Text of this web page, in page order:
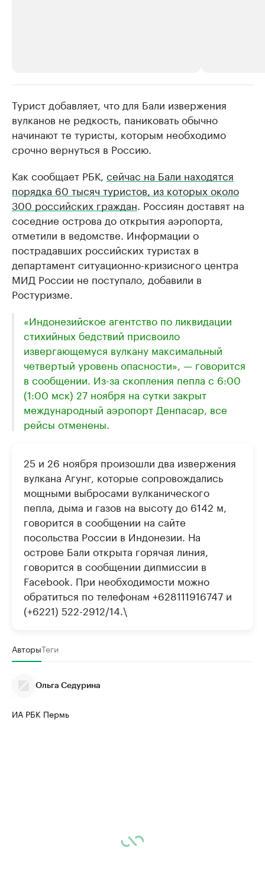
РБК Компании
Крупнейшие производители и
продавцы медийной продукции
Ознакомьтесь с информацией в каталоге
Страховые
Турист добавляет, что для Бали извержения
вулканов не редкость, паниковать обычно
начинают те туристы, которым необходимо
срочно вернуться в Россию.
Как сообщает РБК, сейчас на Бали находятся
порядка 60 тысяч туристов, из которых около
300 российских граждан . Россиян доставят на
соседние острова до открытия аэропорта,
отметили в ведомстве. Информации о
пострадавших российских туристах в
департамент ситуационно-кризисного центра
МИД России не поступало, добавили в
Ростуризме.
«Индонезийское агентство по ликвидации
стихийных бедствий присвоило
извергающемуся вулкану максимальный
четвертый уровень опасности», — говорится
в сообщении. Из-за скопления пепла с 6:00
(1:00 мск) 27 ноября на сутки закрыт
международный аэропорт Денпасар, все
рейсы отменены.
25 и 26 ноября произошли два извержения
вулкана Агунг, которые сопровождались
мощными выбросами вулканического
пепла, дыма и газов на высоту до 6142 м,
говорится в сообщении на сайте
посольства России в Индонезии. На
острове Бали открыта горячая линия,
говорится в сообщении дипмиссии в
Facebook. При необходимости можно
обратиться по телефонам +628111916747 и
(+6221) 522-2912/14.\
АвторыТеги
Ольга Седурина
ИА РБК Пермь